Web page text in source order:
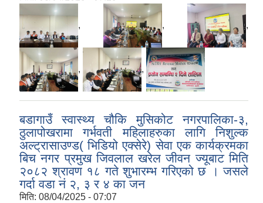
, , ,
, ,
बडागाउँ स्वास्थ्य चौकि मुसिकोट नगरपालिका-३,
ठुलापोखरामा गर्भवती महिलाहरुका लागि निशुल्क
अल्ट्रासाउण्ड( भिडियो एक्सेरे) सेवा एक कार्यक्रमका
बिच नगर प्रमुख जिवलाल खरेल जीवन ज्यूबाट मिति
२०८२ श्रावण १८ गते शुभारम्भ गरिएको छ । जसले
गर्दा वडा नं २, ३ र ४ का जन
मिति: 08/04/2025 - 07:07